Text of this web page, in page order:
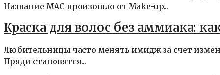
Название MAC произошло от Make-up...
Краска для волос без аммиака:
Любительницы часто менять имидж за счет
Пряди становятся...